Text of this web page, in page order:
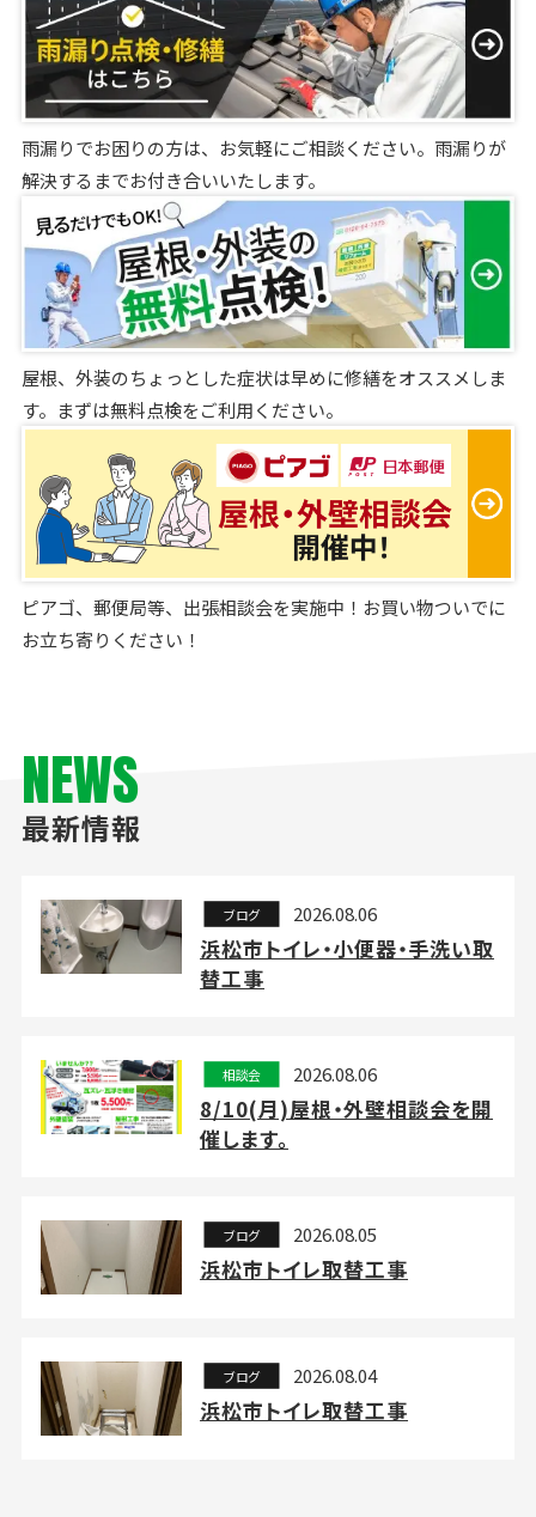
雨漏りでお困りの方は、お気軽にご相談ください。雨漏りが
解決するまでお付き合いいたします。
屋根、外装のちょっとした症状は早めに修繕をオススメしま
す。まずは無料点検をご利用ください。
ピアゴ、郵便局等、出張相談会を実施中！お買い物ついでに
お立ち寄りください！
NEWS
最新情報
ブログ 2026.08.06
浜松市トイレ・小便器・手洗い取
替工事
相談会 2026.08.06
8/10(月)屋根・外壁相談会を開
催します。
ブログ 2026.08.05
浜松市トイレ取替工事
ブログ 2026.08.04
浜松市トイレ取替工事